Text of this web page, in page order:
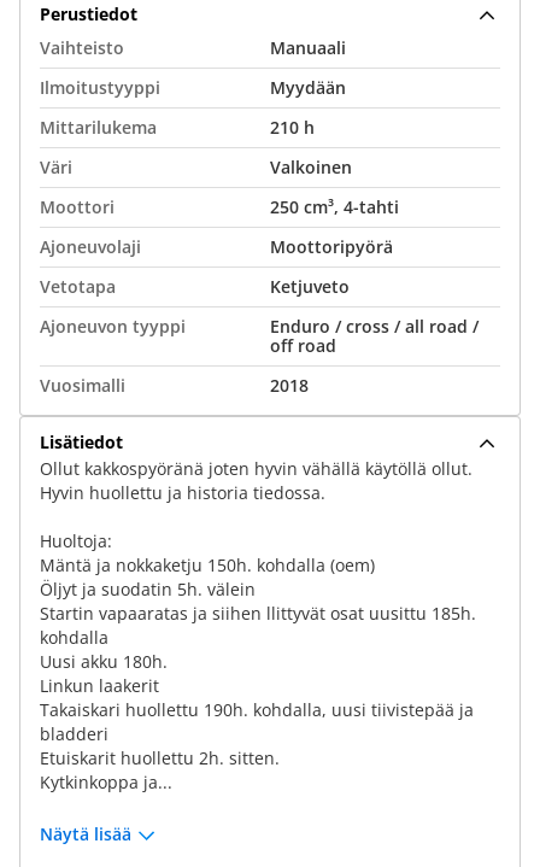
Perustiedot
Vaihteisto
Manuaali
Ilmoitustyyppi
Myydään
Mittarilukema
210 h
Väri
Valkoinen
Moottori
250 cm³, 4-tahti
Ajoneuvolaji
Moottoripyörä
Vetotapa
Ketjuveto
Ajoneuvon tyyppi
Enduro / cross / all road /
off road
Vuosimalli
2018
Lisätiedot
Ollut kakkospyöränä joten hyvin vähällä käytöllä ollut.
Hyvin huollettu ja historia tiedossa.
Huoltoja:
Mäntä ja nokkaketju 150h. kohdalla (oem)
Öljyt ja suodatin 5h. välein
Startin vapaaratas ja siihen llittyvät osat uusittu 185h.
kohdalla
Uusi akku 180h.
Linkun laakerit
Takaiskari huollettu 190h. kohdalla, uusi tiivistepää ja
bladderi
Etuiskarit huollettu 2h. sitten.
Kytkinkoppa ja...
Näytä lisää